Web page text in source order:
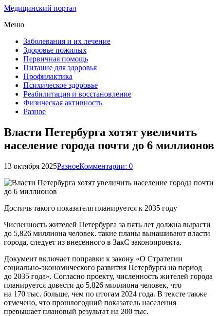
Медицинский портал
Меню
Заболевания и их лечение
Здоровье пожилых
Первичная помощь
Питание для здоровья
Профилактика
Психическое здоровье
Реабилитация и восстановление
Физическая активность
Разное
Власти Петербурга хотят увеличить
население города почти до 6 миллионов
13 октября 2025РазноеКомментарии: 0
Достичь такого показателя планируется к 2035 году
Численность жителей Петербурга за пять лет должна вырасти
до 5,826 миллиона человек. такие планы вынашивают власти
города, следует из внесенного в ЗакС законопроекта.
Документ включает поправки к закону «О Стратегии
социально-экономического развития Петербурга на период
до 2035 года». Согласно проекту, численность жителей города
планируется довести до 5,826 миллиона человек, что
на 170 тыс. больше, чем по итогам 2024 года. В тексте также
отмечено, что прошлогодний показатель населения
превышает плановый результат на 200 тыс.